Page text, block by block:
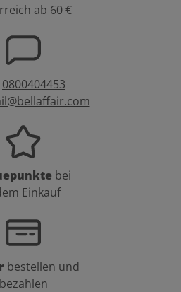
ab 60 €
0800404453
bei
Einkauf
bestellen und
bezahlen